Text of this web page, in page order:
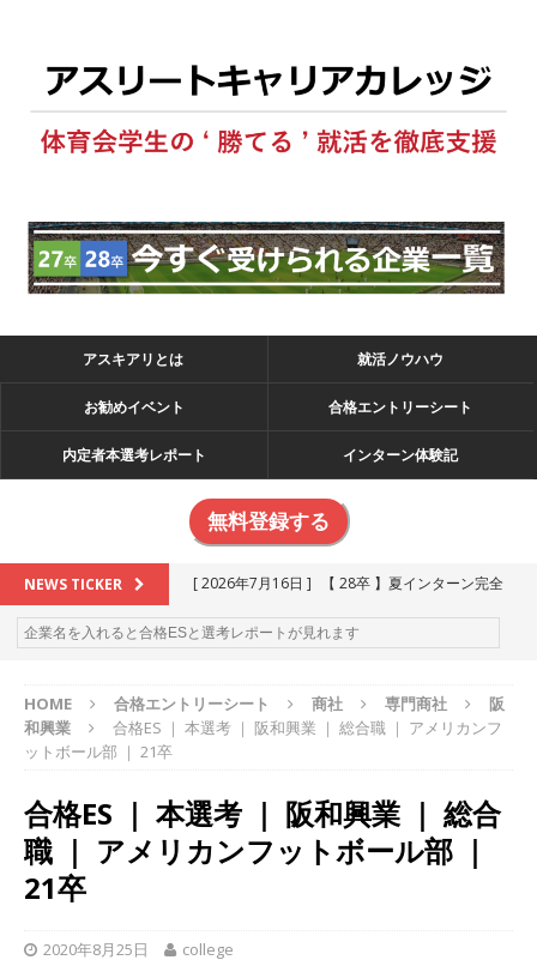
アスキアリとは 就活ノウハウ
お勧めイベント 合格エントリーシート
内定者本選考レポート インターン体験記
無料登録する
NEWS TICKER [ 2026年7月16日 ]
【 28卒 】夏インターン完全
攻略セミナー ｜ 予約フォーム
お勧めイベン
[ 2026年6月13日 ] ≪ 27卒 ≫アスキヤリ個人相
る優良企業一覧（26社）
体育会積極採用企業
[ 2026年5月16日 ]
【 2028卒 】 今すぐ受けられ
[ 2026年5月15日 ]
HOME 合格エントリーシート 商社 専門商社
阪
和興業
合格ES ｜ 本選考 ｜ 阪和興業 ｜ 総合職 ｜ アメリカンフ
ットボール部 ｜ 21卒
合格ES ｜ 本選考 ｜ 阪和興業 ｜ 総合
職 ｜ アメリカンフットボール部 ｜
21卒
2020年8月25日 college